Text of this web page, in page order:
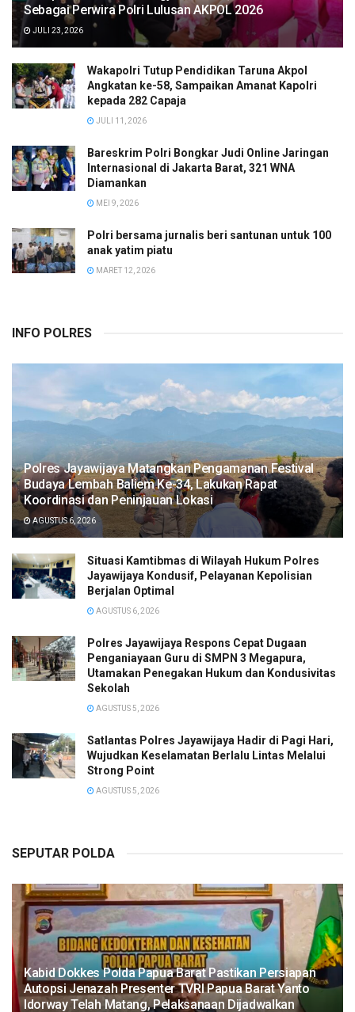
Sebagai Perwira Polri Lulusan AKPOL 2026
JULI 23, 2026
Wakapolri Tutup Pendidikan Taruna Akpol
Angkatan ke-58, Sampaikan Amanat Kapolri
kepada 282 Capaja
JULI 11, 2026
Bareskrim Polri Bongkar Judi Online Jaringan
Internasional di Jakarta Barat, 321 WNA
Diamankan
MEI 9, 2026
Polri bersama jurnalis beri santunan untuk 100
anak yatim piatu
MARET 12, 2026
INFO POLRES
Polres Jayawijaya Matangkan Pengamanan Festival
Budaya Lembah Baliem Ke-34, Lakukan Rapat
Koordinasi dan Peninjauan Lokasi
AGUSTUS 6, 2026
Situasi Kamtibmas di Wilayah Hukum Polres
Jayawijaya Kondusif, Pelayanan Kepolisian
Berjalan Optimal
AGUSTUS 6, 2026
Polres Jayawijaya Respons Cepat Dugaan
Penganiayaan Guru di SMPN 3 Megapura,
Utamakan Penegakan Hukum dan Kondusivitas
Sekolah
AGUSTUS 5, 2026
Satlantas Polres Jayawijaya Hadir di Pagi Hari,
Wujudkan Keselamatan Berlalu Lintas Melalui
Strong Point
AGUSTUS 5, 2026
SEPUTAR POLDA
Kabid Dokkes Polda Papua Barat Pastikan Persiapan
Autopsi Jenazah Presenter TVRI Papua Barat Yanto
Idorway Telah Matang, Pelaksanaan Dijadwalkan